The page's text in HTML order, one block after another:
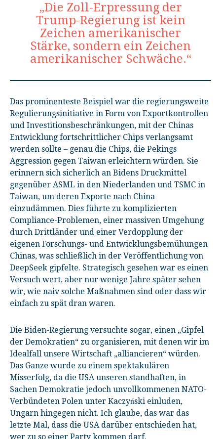
„Die Zoll-Erpressung der
Trump-Regierung ist kein
Zeichen amerikanischer
Stärke, sondern ein Zeichen
amerikanischer Schwäche.“
Das prominenteste Beispiel war die regierungsweite
Regulierungsinitiative in Form von Exportkontrollen
und Investitionsbeschränkungen, mit der Chinas
Entwicklung fortschrittlicher Chips verlangsamt
werden sollte – genau die Chips, die Pekings
Aggression gegen Taiwan erleichtern würden. Sie
erinnern sich sicherlich an Bidens Druckmittel
gegenüber ASML in den Niederlanden und TSMC in
Taiwan, um deren Exporte nach China
einzudämmen. Dies führte zu komplizierten
Compliance-Problemen, einer massiven Umgehung
durch Drittländer und einer Verdopplung der
eigenen Forschungs- und Entwicklungsbemühungen
Chinas, was schließlich in der Veröffentlichung von
DeepSeek gipfelte. Strategisch gesehen war es einen
Versuch wert, aber nur wenige Jahre später sehen
wir, wie naiv solche Maßnahmen sind oder dass wir
einfach zu spät dran waren.
Die Biden-Regierung versuchte sogar, einen „Gipfel
der Demokratien“ zu organisieren, mit denen wir im
Idealfall unsere Wirtschaft „alliancieren“ würden.
Das Ganze wurde zu einem spektakulären
Misserfolg, da die USA unseren standhaften, in
Sachen Demokratie jedoch unvollkommenen NATO-
Verbündeten Polen unter Kaczyński einluden,
Ungarn hingegen nicht. Ich glaube, das war das
letzte Mal, dass die USA darüber entschieden hat,
wer zu so einer Party kommen darf.